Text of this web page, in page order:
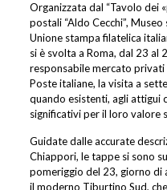
Organizzata dal “Tavolo dei
postali “Aldo Cecchi”,
Unione stampa filatelica
si è svolta a Roma, dal 23 al
responsabile mercato privati
Poste italiane, la visita a
quando esistenti, agli attigui
significativi per il loro valore
Guidate dalle accurate
Chiappori, le tappe si sono
pomeriggio del 23, giorno di
il moderno Tiburtino Sud,